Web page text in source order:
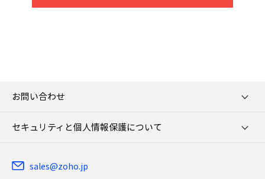
お問い合わせ
セキュリティと個人情報保護について
sales@zoho.jp